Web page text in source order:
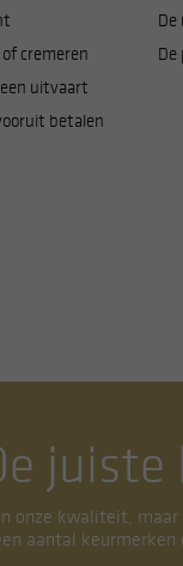
cremeren
uitvaart
betalen
juiste
onze kwaliteit,
aantal